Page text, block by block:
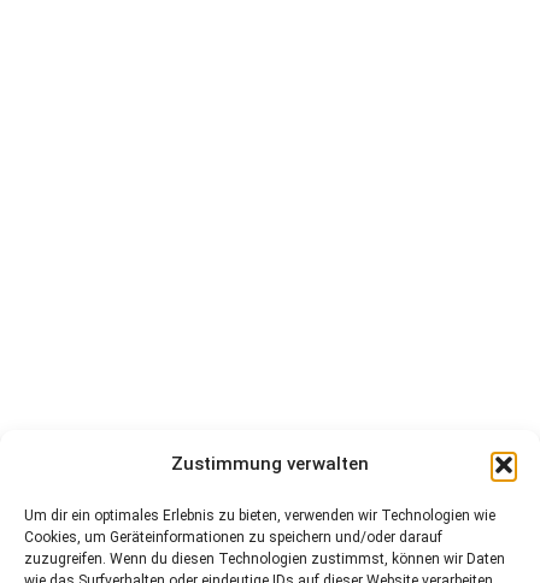
Zustimmung verwalten
Um dir ein optimales Erlebnis zu bieten, verwenden wir Technologien wie
Cookies, um Geräteinformationen zu speichern und/oder darauf
zuzugreifen. Wenn du diesen Technologien zustimmst, können wir Daten